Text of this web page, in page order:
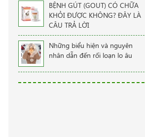
BỆNH GÚT (GOUT) CÓ CHỮA
KHỎI ĐƯỢC KHÔNG? ĐÂY LÀ
CÂU TRẢ LỜI
Những biểu hiện và nguyên
nhân dẫn đến rối loạn lo âu